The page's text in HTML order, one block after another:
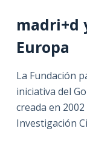
madri+d
Europa
La Fundación
iniciativa del
creada en
Investigación